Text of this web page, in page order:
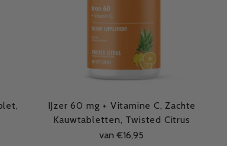
IJzer 60 mg + Vitamine C, Zachte
Kauwtabletten, Twisted Citrus
van €16,95